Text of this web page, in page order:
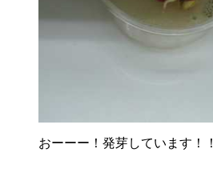
おーーー！発芽しています！！